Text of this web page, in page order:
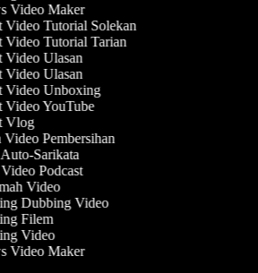
Video Maker
Tutorial Solekan
Tutorial Tarian
Ulasan
Ulasan
Video Unboxing
YouTube
Vlog
Pembersihan
Sarikata
Podcast
Video
Dubbing Video
Filem
Video
Video Maker